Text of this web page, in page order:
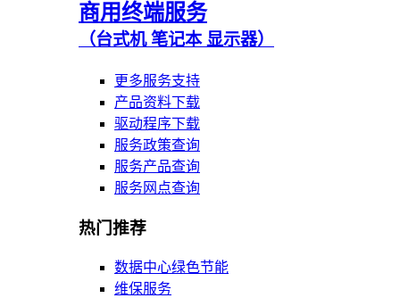
商用终端服务
（台式机 笔记本 显示器）
更多服务支持
产品资料下载
驱动程序下载
服务政策查询
服务产品查询
服务网点查询
热门推荐
数据中心绿色节能
维保服务